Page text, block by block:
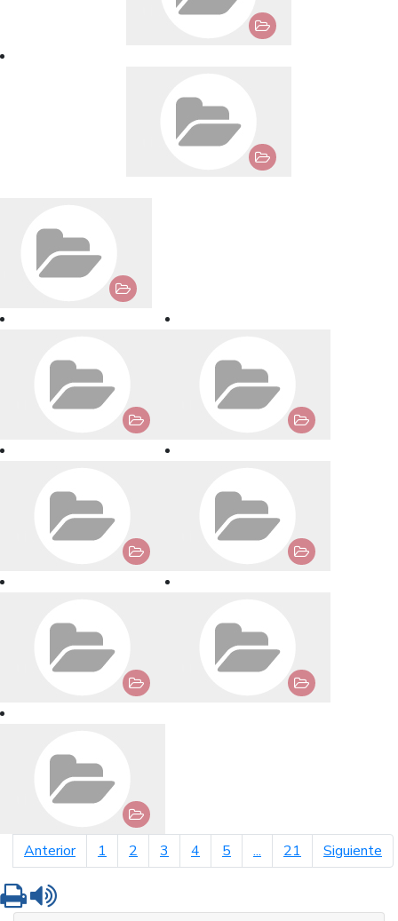
Anteriorpágina anterior
1 2 3 4 5 ... 21 Siguiente
Imprimir